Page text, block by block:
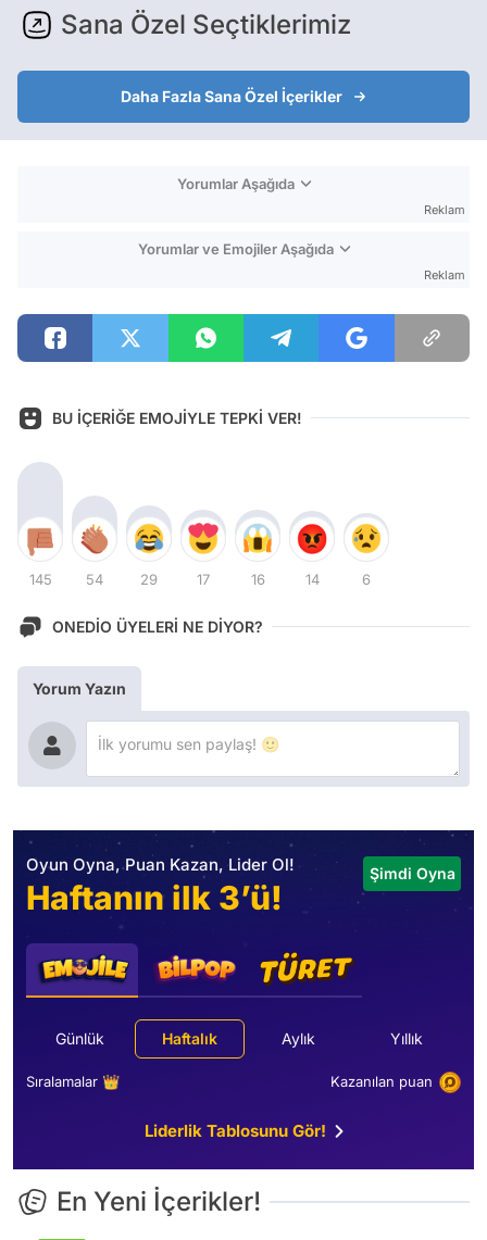
Sana Özel Seçtiklerimiz
Daha Fazla Sana Özel İçerikler
Yorumlar Aşağıda
Reklam
Yorumlar ve Emojiler Aşağıda
Reklam
BU İÇERİĞE EMOJİYLE TEPKİ VER!
145 54 29 17 16 14 6
ONEDİO ÜYELERİ NE DİYOR?
Yorum Yazın
Oyun Oyna, Puan Kazan, Lider Ol!
Haftanın ilk 3’ü!
Şimdi Oyna
Günlük Haftalık Aylık Yıllık
Sıralamalar 👑 Kazanılan puan
Liderlik Tablosunu Gör!
En Yeni İçerikler!